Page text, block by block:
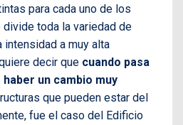
para cada uno de los
toda la variedad de
a muy alta
decir que cuando pasa
un cambio muy
que pueden estar del
fue el caso del Edificio